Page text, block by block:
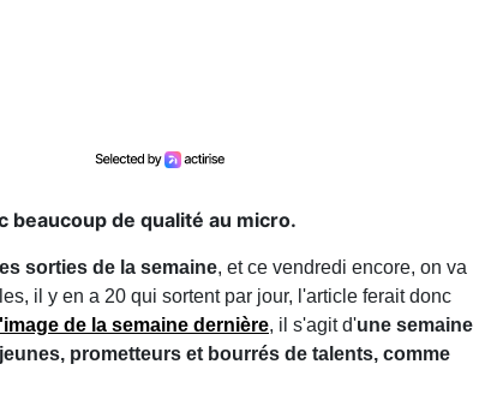
beaucoup de qualité au micro.
sorties de la semaine, et ce vendredi encore, on va
il y en a 20 qui sortent par jour, l'article ferait donc
de la semaine dernière, il s'agit d'une semaine
prometteurs et bourrés de talents, comme